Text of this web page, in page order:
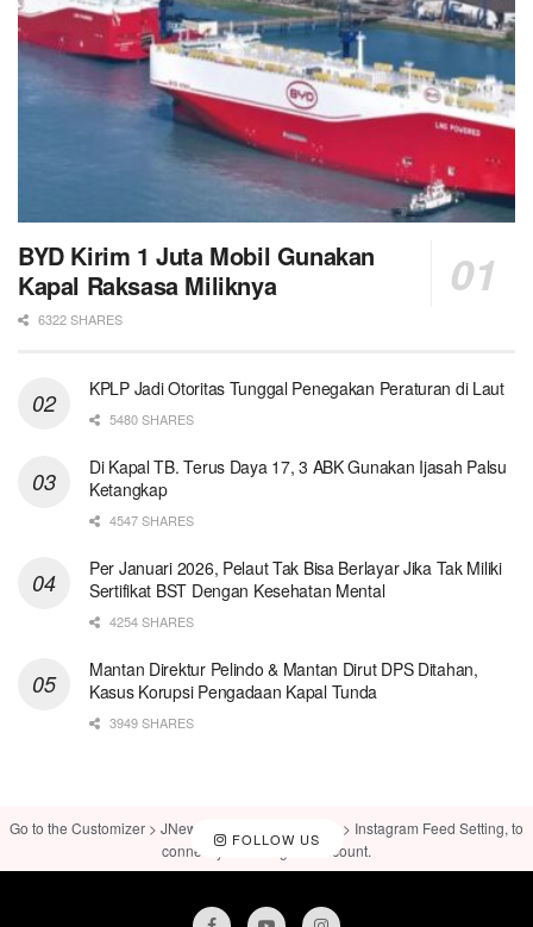
BYD Kirim 1 Juta Mobil Gunakan
Kapal Raksasa Miliknya
6322 SHARES
KPLP Jadi Otoritas Tunggal Penegakan Peraturan di Laut
5480 SHARES
Di Kapal TB. Terus Daya 17, 3 ABK Gunakan Ijasah Palsu
Ketangkap
4547 SHARES
Per Januari 2026, Pelaut Tak Bisa Berlayar Jika Tak Miliki
Sertifikat BST Dengan Kesehatan Mental
4254 SHARES
Mantan Direktur Pelindo & Mantan Dirut DPS Ditahan,
Kasus Korupsi Pengadaan Kapal Tunda
3949 SHARES
FOLLOW US
Go to the Customizer > JNews : Social, Like & View > Instagram Feed Setting, to
connect your Instagram account.